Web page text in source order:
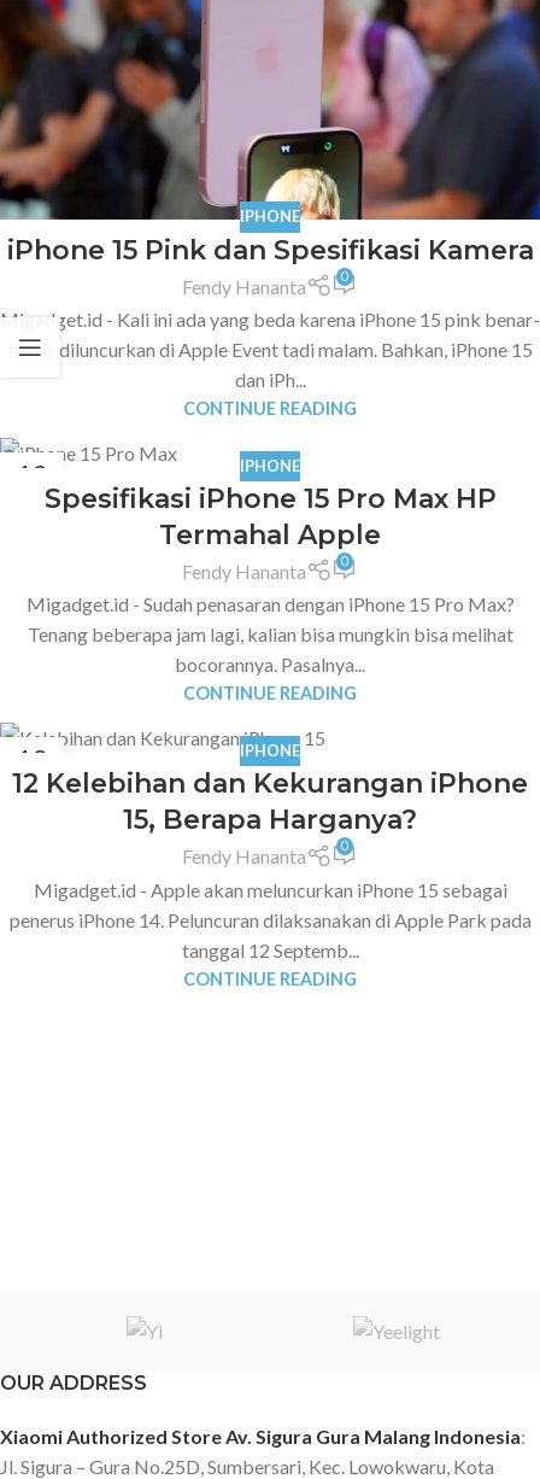
IPHONE
iPhone 15 Pink dan Spesifikasi Kamera
Fendy Hananta 0
Migadget.id - Kali ini ada yang beda karena iPhone 15 pink benar-
benar diluncurkan di Apple Event tadi malam. Bahkan, iPhone 15
dan iPh...
CONTINUE READING
12 IPHONE
Spesifikasi iPhone 15 Pro Max HP
Termahal Apple
Fendy Hananta 0
Migadget.id - Sudah penasaran dengan iPhone 15 Pro Max?
Tenang beberapa jam lagi, kalian bisa mungkin bisa melihat
bocorannya. Pasalnya...
CONTINUE READING
12
SEP
IPHONE
12 Kelebihan dan Kekurangan iPhone
15, Berapa Harganya?
Fendy Hananta 0
Migadget.id - Apple akan meluncurkan iPhone 15 sebagai
penerus iPhone 14. Peluncuran dilaksanakan di Apple Park pada
tanggal 12 Septemb...
CONTINUE READING
OUR ADDRESS
Xiaomi Authorized Store Av. Sigura Gura Malang Indonesia:
Jl. Sigura – Gura No.25D, Sumbersari, Kec. Lowokwaru, Kota